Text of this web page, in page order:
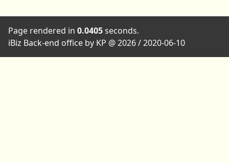
Page rendered in 0.0405seconds.
iBiz Back-end office by KP @ 2026 / 2020-06-10